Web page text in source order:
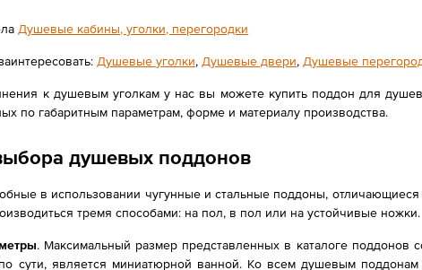
Душевые кабины, уголки, перегородки
Душевые уголки, Душевые двери, Душевые
к душевым уголкам у нас вы можете купить поддон для
по габаритным параметрам, форме и материалу производства.
душевых поддонов
в использовании чугунные и стальные поддоны,
тремя способами: на пол, в пол или на устойчивые ножки.
. Максимальный размер представленных в каталоге поддонов
сути, является миниатюрной ванной. Ко всем душевым